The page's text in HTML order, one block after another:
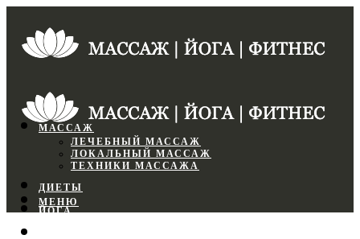
МАССАЖ
ЛЕЧЕБНЫЙ МАССАЖ
ЛОКАЛЬНЫЙ МАССАЖ
ТЕХНИКИ МАССАЖА
ДИЕТЫ
ЙОГА
МЕНЮ